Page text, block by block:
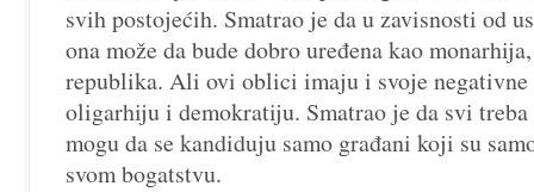
svih postojećih. Smatrao je da u zavisnosti od
ona može da bude dobro uređena kao
republika. Ali ovi oblici imaju i svoje
oligarhiju i demokratiju. Smatrao je da svi
mogu da se kandiduju samo građani koji su
svom bogatstvu.